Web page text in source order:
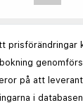
prisförändringar
på att
i